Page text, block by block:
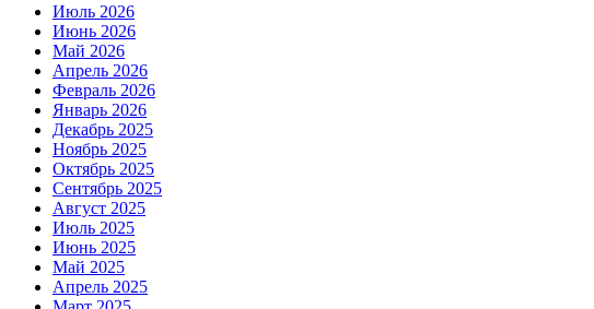
Июль 2026
Июнь 2026
Май 2026
Апрель 2026
Февраль 2026
Январь 2026
Декабрь 2025
Ноябрь 2025
Октябрь 2025
Сентябрь 2025
Август 2025
Июль 2025
Июнь 2025
Май 2025
Апрель 2025